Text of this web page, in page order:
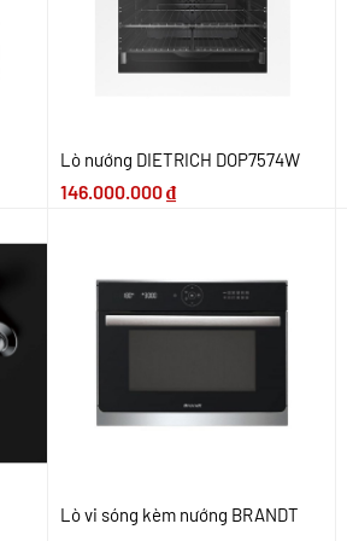
Lò nướng DIETRICH DOP7574W
146.000.000₫
Lò vi sóng kèm nướng BRANDT